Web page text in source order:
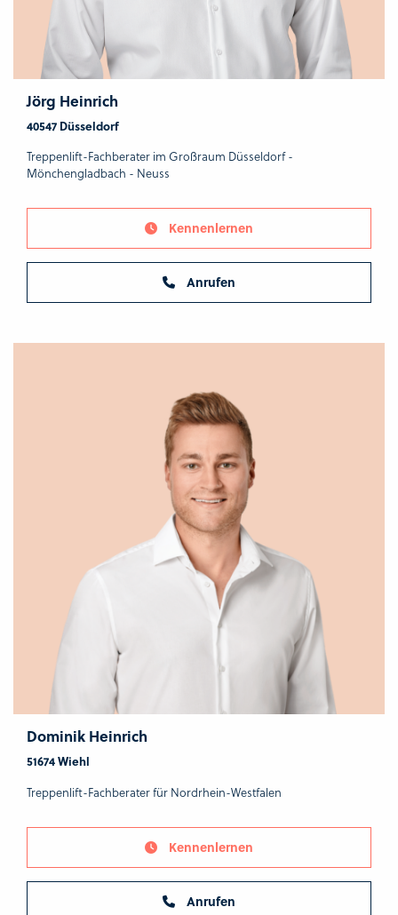
Jörg Heinrich
40547 Düsseldorf
Treppenlift-Fachberater im Großraum Düsseldorf -
Mönchengladbach - Neuss
Kennenlernen
Anrufen
Dominik Heinrich
51674 Wiehl
Treppenlift-Fachberater für Nordrhein-Westfalen
Kennenlernen
Anrufen